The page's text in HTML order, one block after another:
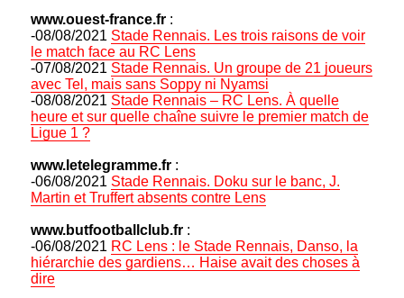
www.ouest-france.fr :
-08/08/2021 Stade Rennais. Les trois raisons de voir
le match face au RC Lens
-07/08/2021 Stade Rennais. Un groupe de 21 joueurs
avec Tel, mais sans Soppy ni Nyamsi
-08/08/2021 Stade Rennais – RC Lens. À quelle
heure et sur quelle chaîne suivre le premier match de
Ligue 1 ?
www.letelegramme.fr :
-06/08/2021 Stade Rennais. Doku sur le banc, J.
Martin et Truffert absents contre Lens
www.butfootballclub.fr :
-06/08/2021 RC Lens : le Stade Rennais, Danso, la
hiérarchie des gardiens… Haise avait des choses à
dire